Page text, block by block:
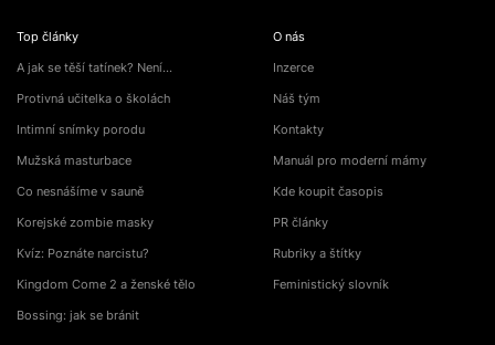
Top články
A jak se těší tatínek? Není…
Protivná učitelka o školách
Intimní snímky porodu
Mužská masturbace
Co nesnášíme v sauně
Korejské zombie masky
Kvíz: Poznáte narcistu?
Kingdom Come 2 a ženské tělo
Bossing: jak se bránit
O nás
Inzerce
Náš tým
Kontakty
Manuál pro moderní mámy
Kde koupit časopis
PR články
Rubriky a štítky
Feministický slovník